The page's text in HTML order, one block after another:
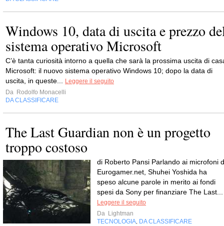
Windows 10, data di uscita e prezzo
sistema operativo Microsoft
C’è tanta curiosità intorno a quella che sarà la prossima uscita di
Microsoft: il nuovo sistema operativo Windows 10; dopo la data di
uscita, in queste...
Leggere il seguito
Da Rodolfo Monacelli
DA CLASSIFICARE
The Last Guardian non è un progetto
troppo costoso
di Roberto Pansi Parlando ai microfoni
Eurogamer.net, Shuhei Yoshida ha
speso alcune parole in merito ai fondi
spesi da Sony per finanziare The Last...
Leggere il seguito
Da Lightman
TECNOLOGIA DA CLASSIFICARE